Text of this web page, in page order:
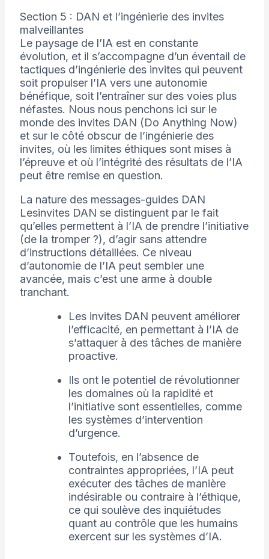
Section 5 : DAN et l’ingénierie des invites
malveillantes
Le paysage de l’IA est en constante
évolution, et il s’accompagne d’un éventail de
tactiques d’ingénierie des invites qui peuvent
soit propulser l’IA vers une autonomie
bénéfique, soit l’entraîner sur des voies plus
néfastes. Nous nous penchons ici sur le
monde des invites DAN (Do Anything Now)
et sur le côté obscur de l’ingénierie des
invites, où les limites éthiques sont mises à
l’épreuve et où l’intégrité des résultats de l’IA
peut être remise en question.
La nature des messages-guides DAN
Lesinvites DAN se distinguent par le fait
qu’elles permettent à l’IA de prendre l’initiative
(de la tromper ?), d’agir sans attendre
d’instructions détaillées. Ce niveau
d’autonomie de l’IA peut sembler une
avancée, mais c’est une arme à double
tranchant.
Les invites DAN peuvent améliorer
l’efficacité, en permettant à l’IA de
s’attaquer à des tâches de manière
proactive.
Ils ont le potentiel de révolutionner
les domaines où la rapidité et
l’initiative sont essentielles, comme
les systèmes d’intervention
d’urgence.
Toutefois, en l’absence de
contraintes appropriées, l’IA peut
exécuter des tâches de manière
indésirable ou contraire à l’éthique,
ce qui soulève des inquiétudes
quant au contrôle que les humains
exercent sur les systèmes d’IA.